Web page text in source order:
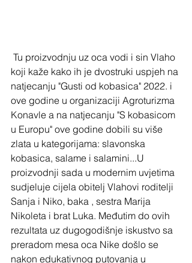
koji kaže kako ih je dvostruki uspjeh na
natjecanju "Gusti od kobasica" 2022. i
ove godine u organizaciji Agroturizma
Konavle a na natjecanju "S kobasicom
u Europu" ove godine dobili su više
zlata u kategorijama: slavonska
kobasica, salame i salamini...U
proizvodnji sada u modernim uvjetima
sudjeluje cijela obitelj Vlahovi roditelji
Sanja i Niko, baka , sestra Marija
Nikoleta i brat Luka. Međutim do ovih
rezultata uz dugogodišnje iskustvo sa
preradom mesa oca Nike došlo se
nakon edukativnog putovanja u